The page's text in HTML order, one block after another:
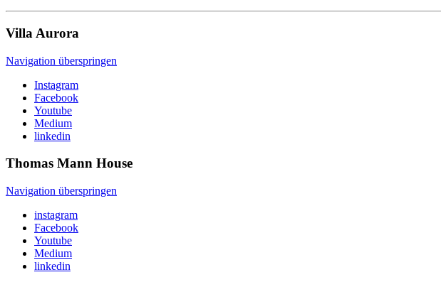
Villa Aurora
Navigation überspringen
Instagram
Facebook
Youtube
Medium
linkedin
Thomas Mann House
Navigation überspringen
instagram
Facebook
Youtube
Medium
linkedin